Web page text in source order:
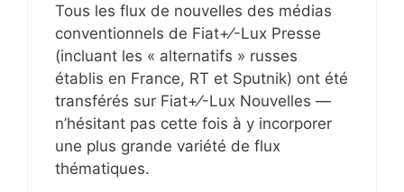
Tous les flux de nouvelles des médias
conventionnels de Fiat+⁄-Lux Presse
(incluant les « alternatifs » russes
établis en France, RT et Sputnik) ont été
transférés sur Fiat+⁄-Lux Nouvelles —
n’hésitant pas cette fois à y incorporer
une plus grande variété de flux
thématiques.